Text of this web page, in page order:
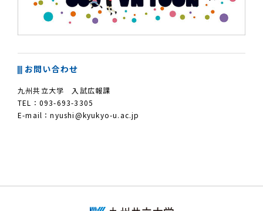
お問い合わせ
九州共立大学 入試広報課
TEL： 093-693-3305
E-mail：nyushi@kyukyo-u.ac.jp